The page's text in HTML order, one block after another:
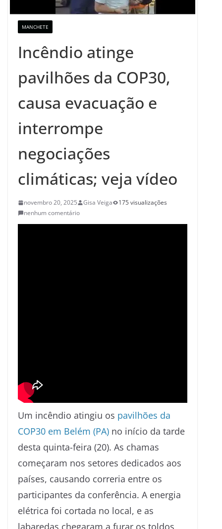
MANCHETE
Incêndio atinge
pavilhões da COP30,
causa evacuação e
interrompe
negociações
climáticas; veja vídeo
novembro 20, 2025 Gisa Veiga
175 visualizações
nenhum comentário
Um incêndio atingiu os pavilhões da
COP30 em Belém (PA) no início da tarde
desta quinta-feira (20). As chamas
começaram nos setores dedicados aos
países, causando correria entre os
participantes da conferência. A energia
elétrica foi cortada no local, e as
labaredas chegaram a furar os toldos